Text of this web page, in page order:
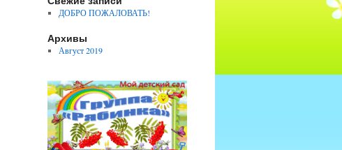
ДОБРО ПОЖАЛОВАТЬ!
Архивы
Август 2019